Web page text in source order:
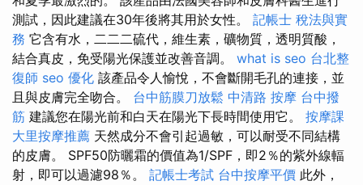
測試，因此建議在30年後將其用於女性。 記帳士 稅法與實
務 它含有水，二二二硫代，維生素，礦物質，透明質酸，
結合真皮，免受陽光保護並改善音調。 what is seo 台北整
復師 seo 優化 該產品令人愉悅，不會斷開毛孔的連接，並
且與皮膚完全吻合。 台中筋膜刀放鬆 中清路 按摩 台中撥
筋 建議您在陽光前和白天在陽光下長時間使用它。 按摩課
大里按摩推薦 天然成分不會引起過敏，可以耐受不同結構
的皮膚。 SPF50防曬霜的價值為1/SPF，即2％的紫外線輻
射，即可以過濾98％。 記帳士考試 台中按摩平價 此外，